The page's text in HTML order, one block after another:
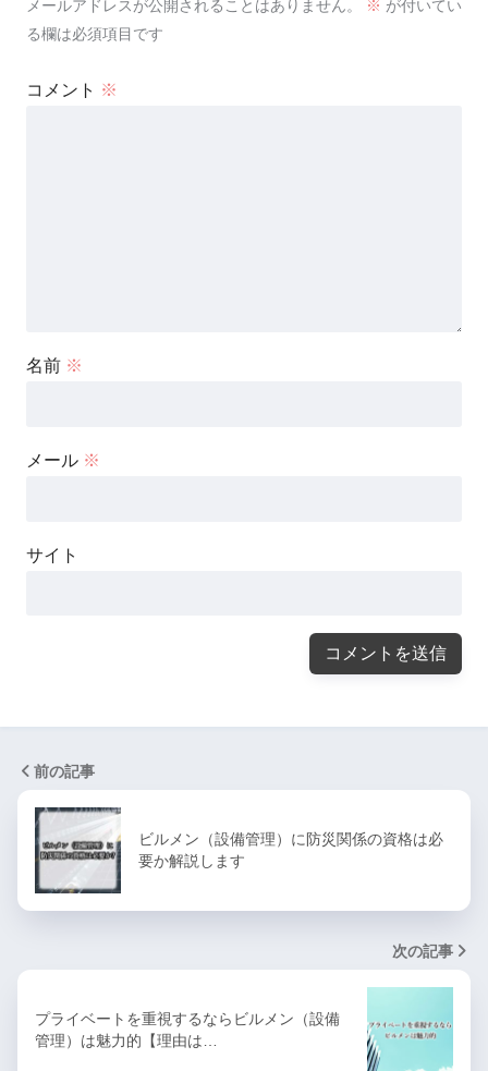
メールアドレスが公開されることはありません。 ※ が付いてい
る欄は必須項目です
コメント ※
名前 ※
メール ※
サイト
前の記事
ビルメン（設備管理）に防災関係の資格は必
要か解説します
次の記事
プライベートを重視するならビルメン（設備
管理）は魅力的【理由は…